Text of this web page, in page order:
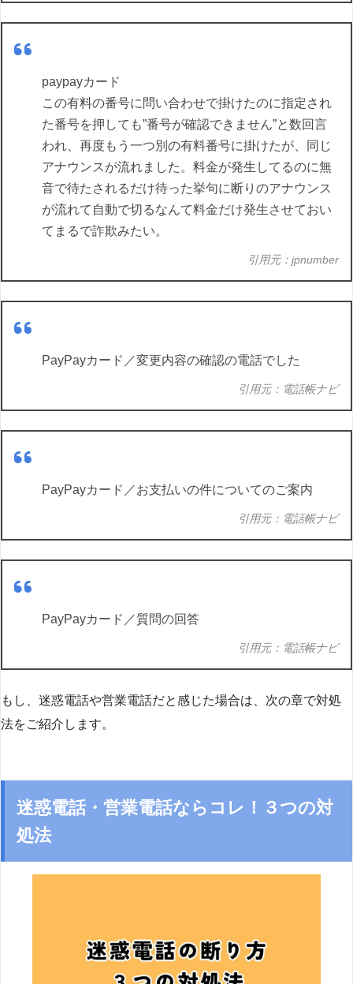
paypayカード
この有料の番号に問い合わせで掛けたのに指定され
た番号を押しても”番号が確認できません”と数回言
われ、再度もう一つ別の有料番号に掛けたが、同じ
アナウンスが流れました。料金が発生してるのに無
音で待たされるだけ待った挙句に断りのアナウンス
が流れて自動で切るなんて料金だけ発生させておい
てまるで詐欺みたい。
引用元：jpnumber
PayPayカード／変更内容の確認の電話でした
引用元：電話帳ナビ
PayPayカード／お支払いの件についてのご案内
引用元：電話帳ナビ
PayPayカード／質問の回答
引用元：電話帳ナビ
もし、迷惑電話や営業電話だと感じた場合は、次の章で対処
法をご紹介します。
迷惑電話・営業電話ならコレ！３つの対
処法